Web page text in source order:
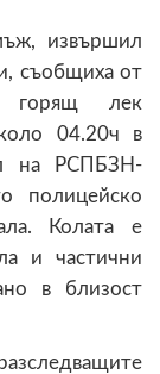
извършил
съобщиха от
горящ лек
04.20ч в
на РСПБЗН-
полицейско
Колата е
и частични
в близост